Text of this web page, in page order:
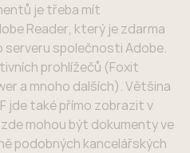
je třeba mít
Reader, který je zdarma
společnosti Adobe.
prohlížečů (Foxit
a mnoho dalších). Většina
jde také přímo zobrazit v
mohou být dokumenty ve
podobných kancelářských